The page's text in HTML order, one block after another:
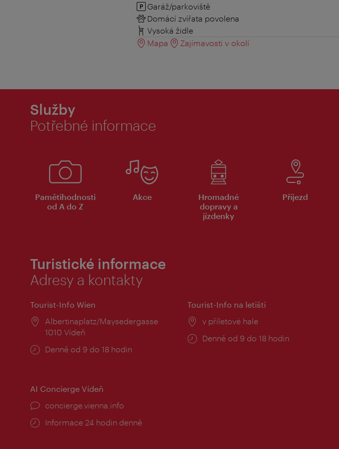
Garáž/parkoviště
Domácí zvířata povolena
Vysoká židle
Mapa
Zajímavosti v okolí
Služby
Potřebné informace
Pamětihodnosti
od A do Z
Akce
Hromadné
dopravy a
jízdenky
Příjezd
Turistické informace
Adresy a kontakty
Tourist-Info Wien
Místo:
Albertinaplatz/Maysedergasse
1010 Vídeň
Provozní
Denně od 9 do 18 hodin
Tourist-Info na letišti
Místo:
v příletové hale
Provozní
Denně od 9 do 18 hodin
AI Concierge Vídeň
concierge.vienna.info
Informace 24 hodin denně